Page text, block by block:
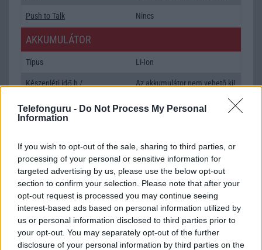
Telefonguru - Do Not Process My Personal
Information
If you wish to opt-out of the sale, sharing to third parties, or
processing of your personal or sensitive information for
targeted advertising by us, please use the below opt-out
section to confirm your selection. Please note that after your
opt-out request is processed you may continue seeing
interest-based ads based on personal information utilized by
us or personal information disclosed to third parties prior to
your opt-out. You may separately opt-out of the further
disclosure of your personal information by third parties on the
Push to Talk Nincs
AKKUMULÁTOR
Típus Li-Ion
Készenléti idő h /
Az akkumulátor nem vehetõ ki!
Beszélgetési idő h /
Qi vezeték nélküli töltés
ALKALMAZÁSOK ÉS ÉRZÉKELŐK
Java Nincs
Flash/Ujjlenyomat olvasó Nincs
SNS integráció alap szolgáltatás
Organizer alap szolgáltatás